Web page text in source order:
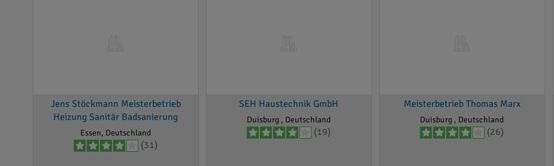
Jens Stöckmann Meisterbetrieb
Heizung Sanitär Badsanierung
Essen, Deutschland
(31)
SEH Haustechnik GmbH
Duisburg , Deutschland
(19)
Meisterbetrieb Thomas Marx
Duisburg , Deutschland
(26)